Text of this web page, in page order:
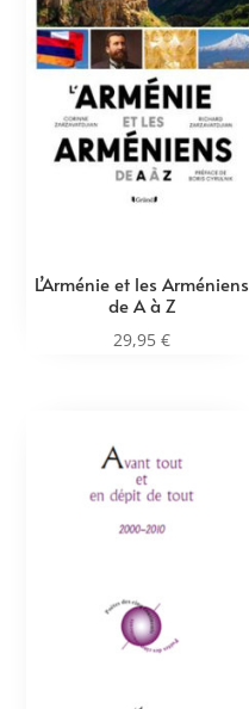
L’Arménie et les Arméniens
de A à Z
29,95€